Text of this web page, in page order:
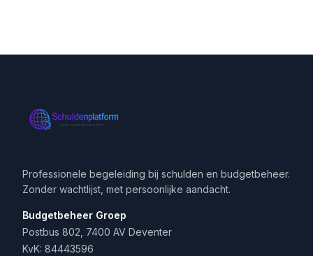
Professionele begeleiding bij schulden en budgetbeheer.
Zonder wachtlijst, met persoonlijke aandacht.
Budgetbeheer Groep
Postbus 802, 7400 AV Deventer
KvK: 84443596